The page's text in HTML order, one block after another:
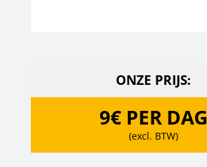
ONZE PRIJS:
9€ PER DAG
(excl. BTW)